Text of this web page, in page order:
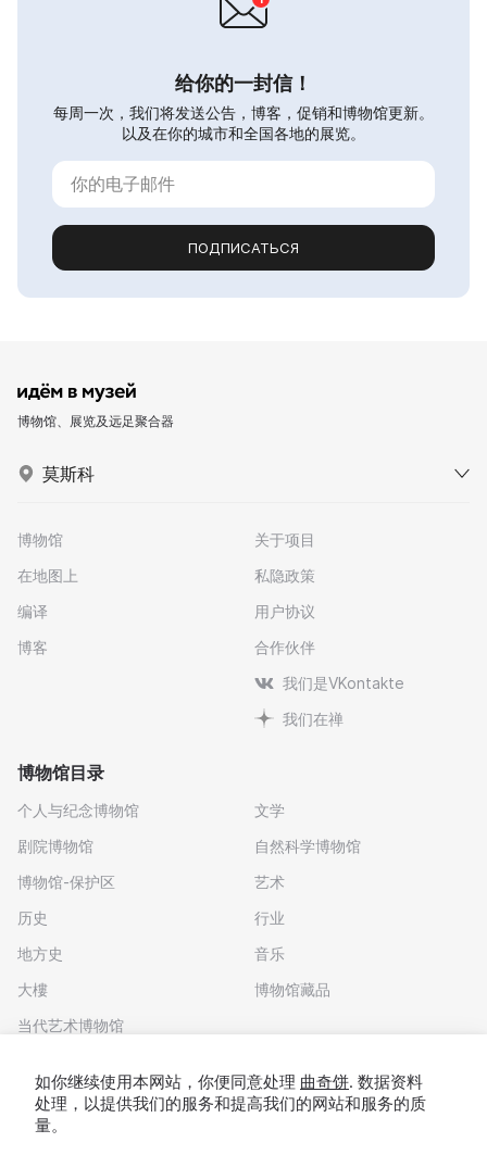
给你的一封信！
每周一次，我们将发送公告，博客，促销和博物馆更新。
以及在你的城市和全国各地的展览。
ПОДПИСАТЬСЯ
博物馆、展览及远足聚合器
莫斯科
博物馆
在地图上
编译
博客
关于项目
私隐政策
用户协议
合作伙伴
我们是VKontakte
我们在禅
博物馆目录
个人与纪念博物馆
剧院博物馆
博物馆-保护区
历史
地方史
大樓
当代艺术博物馆
文学
自然科学博物馆
艺术
行业
音乐
博物馆藏品
如你继续使用本网站，你便同意处理 曲奇饼. 数据资料
处理，以提供我们的服务和提高我们的网站和服务的质
量。